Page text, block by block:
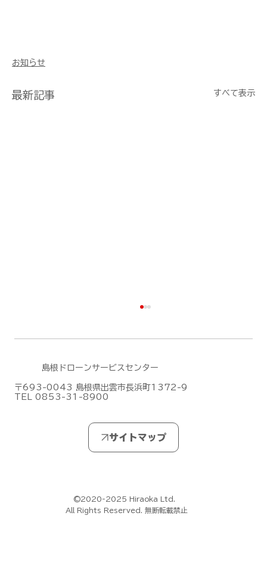
お知らせ
最新記事 すべて表示
夏季休業（お盆休み）のお知らせ【島根
©2020-2025 Hiraoka Ltd.
All Rights Reserved. 無断転載禁止
島根ドローンサービスセンター
〒693-0043 島根県出雲市長浜町1372-9
TEL 0853-31-8900